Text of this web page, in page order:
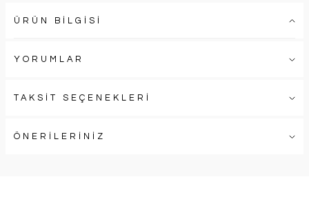
ÜRÜN BİLGİSİ
YORUMLAR
TAKSİT SEÇENEKLERİ
ÖNERİLERİNİZ